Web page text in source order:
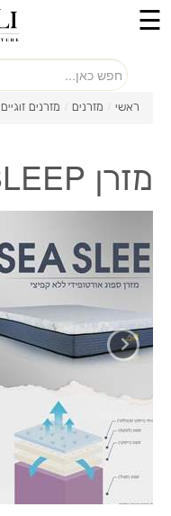
☰
ראשי / מזרנים / מזרנים זוגיים
מזרן SEA SLEEP